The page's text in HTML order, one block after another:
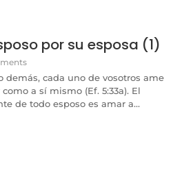
por su esposa (1)
demás, cada uno de vosotros ame
a sí mismo (Ef. 5:33a). El
de todo esposo es amar a...